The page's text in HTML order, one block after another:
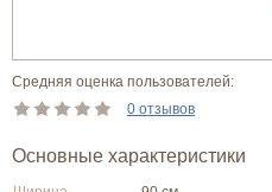
Средняя оценка пользователей:
0 отзывов
Основные характеристики